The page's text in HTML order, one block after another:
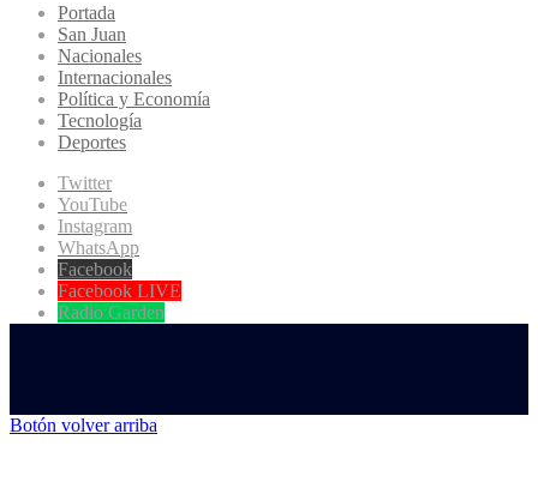
Portada
San Juan
Nacionales
Internacionales
Política y Economía
Tecnología
Deportes
Twitter
YouTube
Instagram
WhatsApp
Facebook
Facebook LIVE
Radio Garden
Botón volver arriba